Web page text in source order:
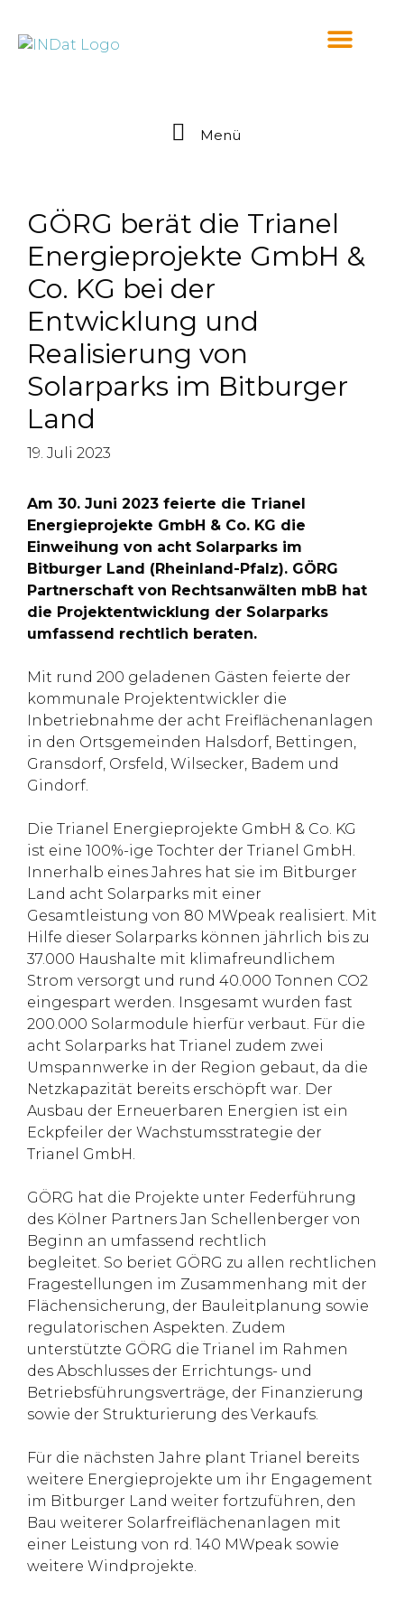
Menü
GÖRG berät die Trianel
Energieprojekte GmbH &
Co. KG bei der
Entwicklung und
Realisierung von
Solarparks im Bitburger
Land
19. Juli 2023
Am 30. Juni 2023 feierte die Trianel
Energieprojekte GmbH & Co. KG die
Einweihung von acht Solarparks im
Bitburger Land (Rheinland-Pfalz). GÖRG
Partnerschaft von Rechtsanwälten mbB hat
die Projektentwicklung der Solarparks
umfassend rechtlich beraten.
Mit rund 200 geladenen Gästen feierte der
kommunale Projektentwickler die
Inbetriebnahme der acht Freiflächenanlagen
in den Ortsgemeinden Halsdorf, Bettingen,
Gransdorf, Orsfeld, Wilsecker, Badem und
Gindorf.
Die Trianel Energieprojekte GmbH & Co. KG
ist eine 100%-ige Tochter der Trianel GmbH.
Innerhalb eines Jahres hat sie im Bitburger
Land acht Solarparks mit einer
Gesamtleistung von 80 MWpeak realisiert. Mit
Hilfe dieser Solarparks können jährlich bis zu
37.000 Haushalte mit klimafreundlichem
Strom versorgt und rund 40.000 Tonnen CO2
eingespart werden. Insgesamt wurden fast
200.000 Solarmodule hierfür verbaut. Für die
acht Solarparks hat Trianel zudem zwei
Umspannwerke in der Region gebaut, da die
Netzkapazität bereits erschöpft war. Der
Ausbau der Erneuerbaren Energien ist ein
Eckpfeiler der Wachstumsstrategie der
Trianel GmbH.
GÖRG hat die Projekte unter Federführung
des Kölner Partners Jan Schellenberger von
Beginn an umfassend rechtlich
begleitet. So beriet GÖRG zu allen rechtlichen
Fragestellungen im Zusammenhang mit der
Flächensicherung, der Bauleitplanung sowie
regulatorischen Aspekten. Zudem
unterstützte GÖRG die Trianel im Rahmen
des Abschlusses der Errichtungs- und
Betriebsführungsverträge, der Finanzierung
sowie der Strukturierung des Verkaufs.
Für die nächsten Jahre plant Trianel bereits
weitere Energieprojekte um ihr Engagement
im Bitburger Land weiter fortzuführen, den
Bau weiterer Solarfreiflächenanlagen mit
einer Leistung von rd. 140 MWpeak sowie
weitere Windprojekte.